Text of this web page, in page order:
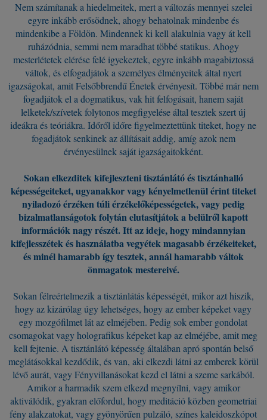
Nem számítanak a hiedelmeitek, mert a változás mennyei szelei
egyre inkább erősödnek, ahogy behatolnak mindenbe és
mindenkibe a Földön. Mindennek ki kell alakulnia vagy át kell
ruházódnia, semmi nem maradhat többé statikus. Ahogy
mesterlétetek elérése felé igyekeztek, egyre inkább magabiztossá
váltok, és elfogadjátok a személyes élményeitek által nyert
igazságokat, amit Felsőbbrendű Énetek érvényesít. Többé már nem
fogadjátok el a dogmatikus, vak hit felfogásait, hanem saját
lelketek/szívetek folytonos megfigyelése által tesztek szert új
ideákra és teóriákra. Időről időre figyelmeztettünk titeket, hogy ne
fogadjátok senkinek az állításait addig, amíg azok nem
érvényesülnek saját igazságaitokként.
Sokan elkezditek kifejleszteni tisztánlátó és tisztánhalló
képességeiteket, ugyanakkor vagy kényelmetlenül érint titeket
nyiladozó érzéken túli érzékelőképességetek, vagy pedig
bizalmatlanságotok folytán elutasítjátok a belülről kapott
információk nagy részét. Itt az ideje, hogy mindannyian
kifejlesszétek és használatba vegyétek magasabb érzékeiteket,
és minél hamarabb így tesztek, annál hamarabb váltok
önmagatok mestereivé.
Sokan félreértelmezik a tisztánlátás képességét, mikor azt hiszik,
hogy az kizárólag úgy lehetséges, hogy az ember képeket vagy
egy mozgófilmet lát az elméjében. Pedig sok ember gondolat
csomagokat vagy holografikus képeket kap az elméjébe, amit meg
kell fejtenie. A tisztánlátó képesség általában apró spontán belső
meglátásokkal kezdődik, és van, aki elkezdi látni az emberek körül
lévő aurát, vagy Fényvillanásokat kezd el látni a szeme sarkából.
Amikor a harmadik szem elkezd megnyílni, vagy amikor
aktiválódik, gyakran előfordul, hogy meditáció közben geometriai
fény alakzatokat, vagy gyönyörűen pulzáló, színes kaleidoszkópot